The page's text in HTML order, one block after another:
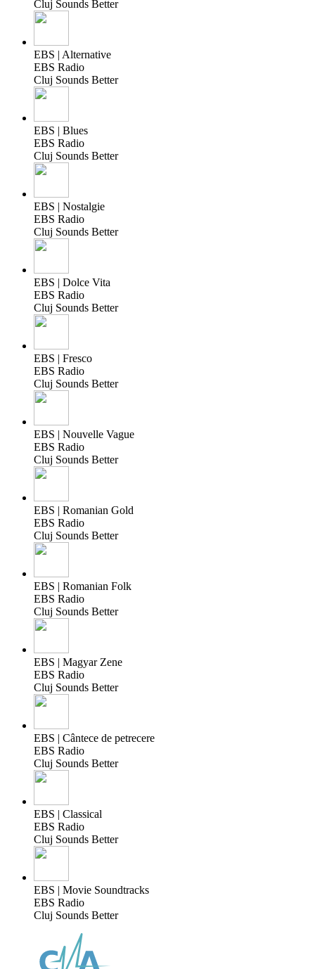
Cluj Sounds Better
EBS | Alternative
EBS Radio
Cluj Sounds Better
EBS | Blues
EBS Radio
Cluj Sounds Better
EBS | Nostalgie
EBS Radio
Cluj Sounds Better
EBS | Dolce Vita
EBS Radio
Cluj Sounds Better
EBS | Fresco
EBS Radio
Cluj Sounds Better
EBS | Nouvelle Vague
EBS Radio
Cluj Sounds Better
EBS | Romanian Gold
EBS Radio
Cluj Sounds Better
EBS | Romanian Folk
EBS Radio
Cluj Sounds Better
EBS | Magyar Zene
EBS Radio
Cluj Sounds Better
EBS | Cântece de petrecere
EBS Radio
Cluj Sounds Better
EBS | Classical
EBS Radio
Cluj Sounds Better
EBS | Movie Soundtracks
EBS Radio
Cluj Sounds Better